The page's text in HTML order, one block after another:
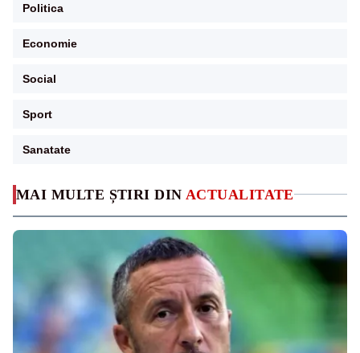
MAI MULTE ȘTIRI DIN ACTUALITATE
Politica
Economie
Social
Sport
Sanatate